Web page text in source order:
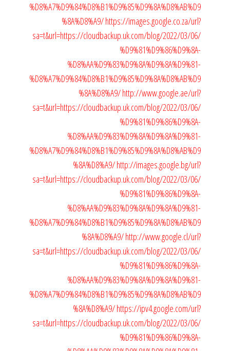
%D8%A7%D9%84%D8%B1%D9%85%D9%8A%D8%AB%D9
%8A%D8%A9/https://images.google.co.za/url?
sa=t&url=https://cloudbackup.uk.com/blog/2022/03/06/
%D9%81%D9%86%D9%8A-
%D8%AA%D9%83%D9%8A%D9%8A%D9%81-
%D8%A7%D9%84%D8%B1%D9%85%D9%8A%D8%AB%D9
%8A%D8%A9/http://www.google.ae/url?
sa=t&url=https://cloudbackup.uk.com/blog/2022/03/06/
%D9%81%D9%86%D9%8A-
%D8%AA%D9%83%D9%8A%D9%8A%D9%81-
%D8%A7%D9%84%D8%B1%D9%85%D9%8A%D8%AB%D9
%8A%D8%A9/http://images.google.bg/url?
sa=t&url=https://cloudbackup.uk.com/blog/2022/03/06/
%D9%81%D9%86%D9%8A-
%D8%AA%D9%83%D9%8A%D9%8A%D9%81-
%D8%A7%D9%84%D8%B1%D9%85%D9%8A%D8%AB%D9
%8A%D8%A9/http://www.google.cl/url?
sa=t&url=https://cloudbackup.uk.com/blog/2022/03/06/
%D9%81%D9%86%D9%8A-
%D8%AA%D9%83%D9%8A%D9%8A%D9%81-
%D8%A7%D9%84%D8%B1%D9%85%D9%8A%D8%AB%D9
%8A%D8%A9/https://ipv4.google.com/url?
sa=t&url=https://cloudbackup.uk.com/blog/2022/03/06/
%D9%81%D9%86%D9%8A-